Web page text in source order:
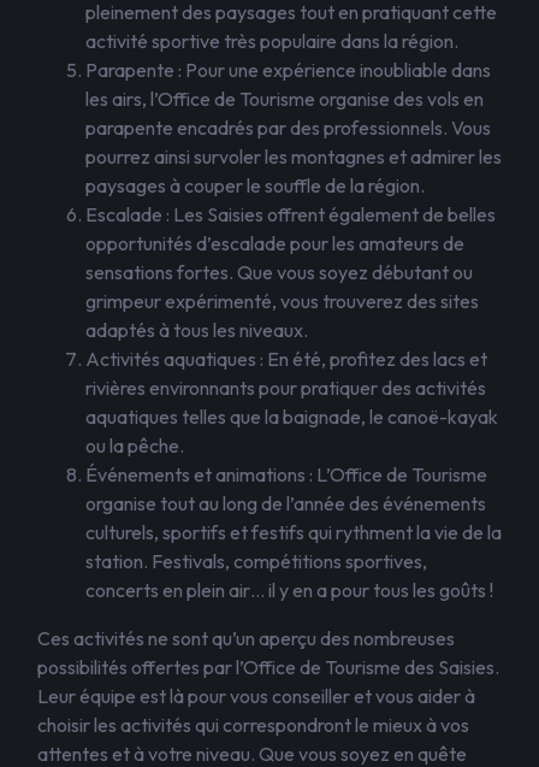
pleinement des paysages tout en pratiquant cette
activité sportive très populaire dans la région.
Parapente : Pour une expérience inoubliable dans
les airs, l’Office de Tourisme organise des vols en
parapente encadrés par des professionnels. Vous
pourrez ainsi survoler les montagnes et admirer les
paysages à couper le souffle de la région.
Escalade : Les Saisies offrent également de belles
opportunités d’escalade pour les amateurs de
sensations fortes. Que vous soyez débutant ou
grimpeur expérimenté, vous trouverez des sites
adaptés à tous les niveaux.
Activités aquatiques : En été, profitez des lacs et
rivières environnants pour pratiquer des activités
aquatiques telles que la baignade, le canoë-kayak
ou la pêche.
Événements et animations : L’Office de Tourisme
organise tout au long de l’année des événements
culturels, sportifs et festifs qui rythment la vie de la
station. Festivals, compétitions sportives,
concerts en plein air… il y en a pour tous les goûts !
Ces activités ne sont qu’un aperçu des nombreuses
possibilités offertes par l’Office de Tourisme des Saisies.
Leur équipe est là pour vous conseiller et vous aider à
choisir les activités qui correspondront le mieux à vos
attentes et à votre niveau. Que vous soyez en quête